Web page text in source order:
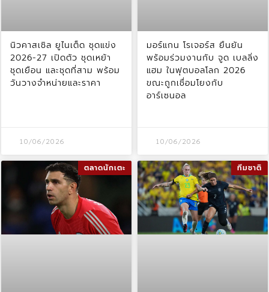
นิวคาสเซิล ยูไนเต็ด ชุดแข่ง
2026-27 เปิดตัว ชุดเหย้า
ชุดเยือน และชุดที่สาม พร้อม
วันวางจำหน่ายและราคา
10/06/2026
มอร์แกน โรเจอร์ส ยืนยัน
พร้อมร่วมงานกับ จูด เบลลิ่ง
แฮม ในฟุตบอลโลก 2026
ขณะถูกเชื่อมโยงกับ
อาร์เซนอล
10/06/2026
ตลาดนักเตะ ทีมชาติ